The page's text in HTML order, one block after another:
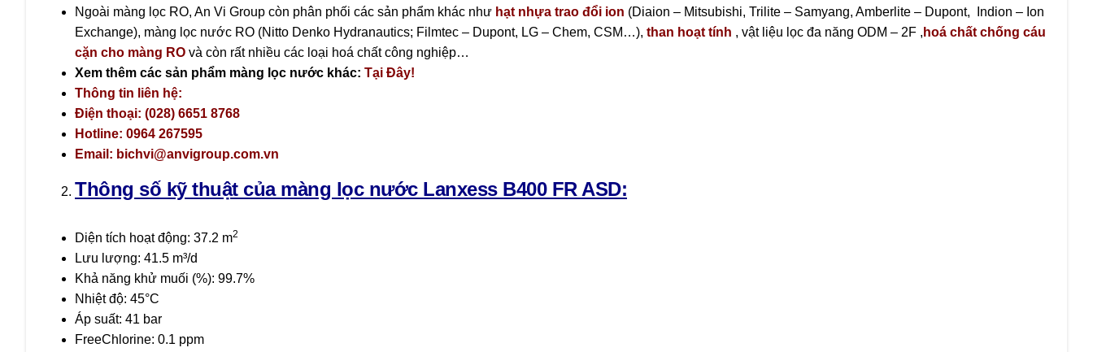
Ngoài màng lọc RO, An Vi Group còn phân phối các sản phẩm khác như hạt nhựa trao đổi ion (Diaion – Mitsubishi, Trilite – Samyang, Amberlite – Dupont, Indion – Ion
Exchange), màng lọc nước RO (Nitto Denko Hydranautics; Filmtec – Dupont, LG – Chem, CSM…), than hoạt tính , vật liệu lọc đa năng ODM – 2F , hoá chất chống cáu
cặn cho màng RO và còn rất nhiều các loại hoá chất công nghiệp…
Xem thêm các sản phẩm màng lọc nước khác: Tại Đây!
Thông tin liên hệ:
Điện thoại: (028) 6651 8768
Hotline: 0964 267595
Email: bichvi@anvigroup.com.vn
Thông số kỹ thuật của màng lọc nước Lanxess B400 FR ASD:
Diện tích hoạt động: 37.2 m2
Lưu lượng: 41.5 m³/d
Khả năng khử muối (%): 99.7%
Nhiệt độ: 45°C
Áp suất: 41 bar
FreeChlorine: 0.1 ppm